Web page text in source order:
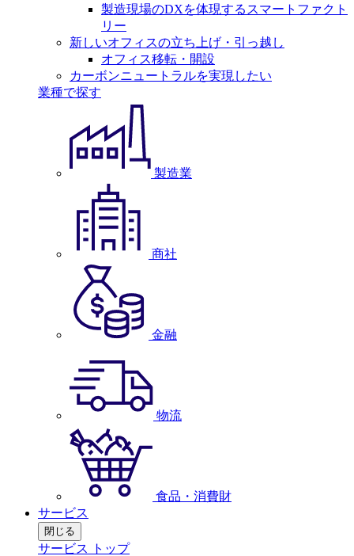
製造現場のDXを体現するスマートファクト
リー
新しいオフィスの立ち上げ・引っ越し
オフィス移転・開設
カーボンニュートラルを実現したい
業種で探す
製造業
商社
金融
物流
食品・消費財
サービス
閉じる
サービス トップ